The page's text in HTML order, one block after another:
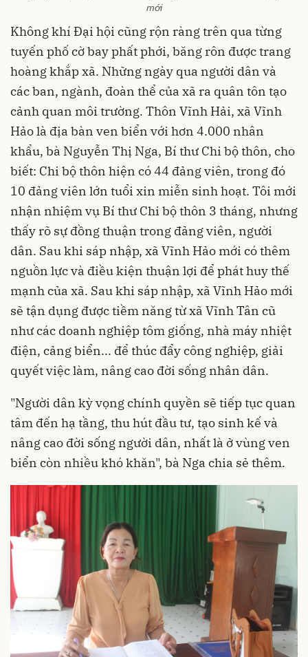
mới
Không khí Đại hội cũng rộn ràng trên qua từng
tuyến phố cờ bay phất phới, băng rôn được trang
hoàng khắp xã. Những ngày qua người dân và
các ban, ngành, đoàn thể của xã ra quân tôn tạo
cảnh quan môi trường. Thôn Vĩnh Hải, xã Vĩnh
Hảo là địa bàn ven biển với hơn 4.000 nhân
khẩu, bà Nguyễn Thị Nga, Bí thư Chi bộ thôn, cho
biết: Chi bộ thôn hiện có 44 đảng viên, trong đó
10 đảng viên lớn tuổi xin miễn sinh hoạt. Tôi mới
nhận nhiệm vụ Bí thư Chi bộ thôn 3 tháng, nhưng
thấy rõ sự đồng thuận trong đảng viên, người
dân. Sau khi sáp nhập, xã Vĩnh Hảo mới có thêm
nguồn lực và điều kiện thuận lợi để phát huy thế
mạnh của xã. Sau khi sáp nhập, xã Vĩnh Hảo mới
sẽ tận dụng được tiềm năng từ xã Vĩnh Tân cũ
như các doanh nghiệp tôm giống, nhà máy nhiệt
điện, cảng biển... để thúc đẩy công nghiệp, giải
quyết việc làm, nâng cao đời sống nhân dân.
"Người dân kỳ vọng chính quyền sẽ tiếp tục quan
tâm đến hạ tầng, thu hút đầu tư, tạo sinh kế và
nâng cao đời sống người dân, nhất là ở vùng ven
biển còn nhiều khó khăn", bà Nga chia sẻ thêm.